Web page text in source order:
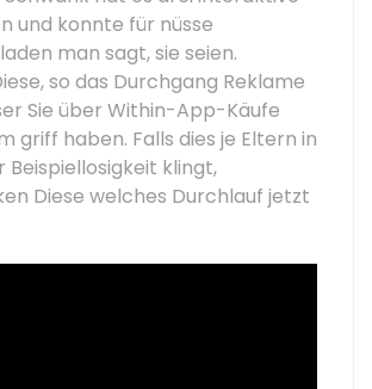
und konnte für nüsse
man sagt, sie seien.
so das Durchgang Reklame
Sie über Within-App-Käufe
griff haben. Falls dies je Eltern in
Beispiellosigkeit klingt,
Diese welches Durchlauf jetzt